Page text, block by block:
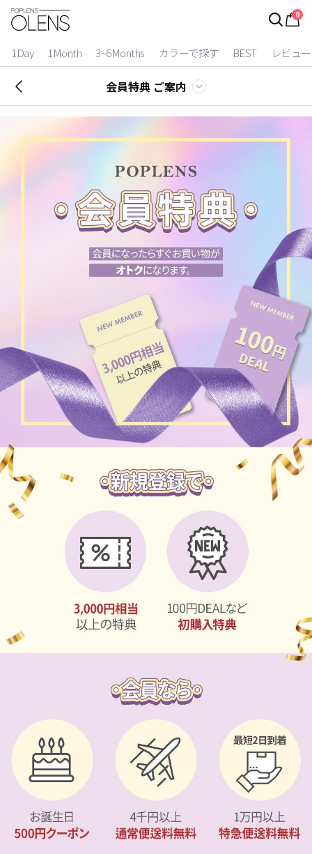
0
1Day 1Month 3~6Months カラーで探す BEST レビュー
ログイン
カラコン比較
今月限定特典
ベスト
装着期間
2 Weeks
3~6 Months
よりどりキット
チョコ
グレー
ブラック
ヘーゼル
グリーン
ピンク
乱視用
ケア用品
EYEしてる
カスタマーサービス
ショッピングガイド
アプリダウンロード
INSTAGRAM LINE
会員特典 ご案内